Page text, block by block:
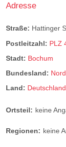
Adresse
Straße: Hattinger
Postleitzahl: PLZ
Stadt: Bochum
Bundesland:
Land: Deutschland
Ortsteil: keine
Regionen: keine